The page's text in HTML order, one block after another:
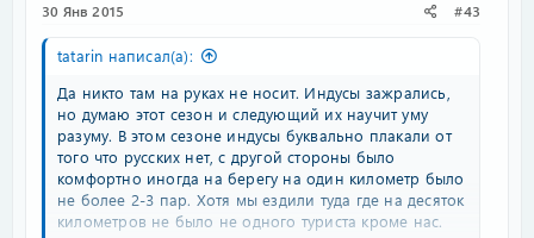
30 Янв 2015 #43
tatarin написал(а):
Да никто там на руках не носит. Индусы зажрались,
но думаю этот сезон и следующий их научит уму
разуму. В этом сезоне индусы буквально плакали от
того что русских нет, с другой стороны было
комфортно иногда на берегу на один километр было
не более 2-3 пар. Хотя мы ездили туда где на десяток
километров не было не одного туриста кроме нас.